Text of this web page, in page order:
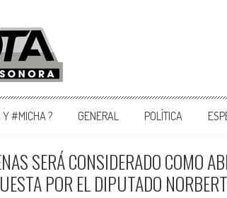
De Sonora
Y #MICHA ? GENERAL POLÍTICA
SERÁ CONSIDERADO COMO
POR EL DIPUTADO